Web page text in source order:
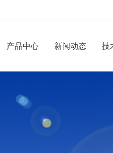
产品中心 新闻动态 技